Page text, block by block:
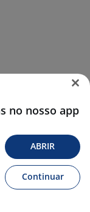
no nosso app
ABRIR
Continuar